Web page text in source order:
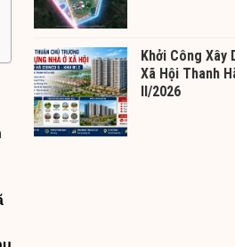
Khởi Công Xây
Xã Hội Thanh
II/2026